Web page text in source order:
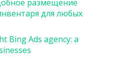
размещение
для любых
Bing Ads agency: a